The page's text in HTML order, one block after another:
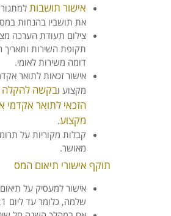
אישור תושבות
את תושביו בהנחות
צילום תעודת הערכה
תקופת השירות ותאריך
דומה משירות לאומי.
אישור זכאות לתואר
מקצוע ובקשה להקלה
הזכאי לתואר אקדמי
מקצוע.
קבלות מקוריות על
מאושר.
תוקף אישורי תיאום המס
אישור למעסיק על
שלמה, כלומר עד ליום 31.12.2021.